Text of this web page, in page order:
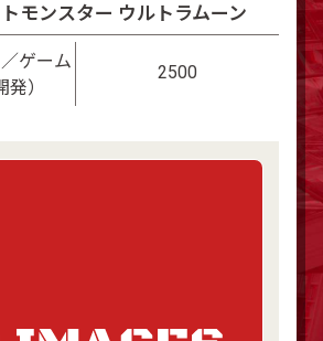
モンスター ウルトラムーン
ゲーム
）
2500